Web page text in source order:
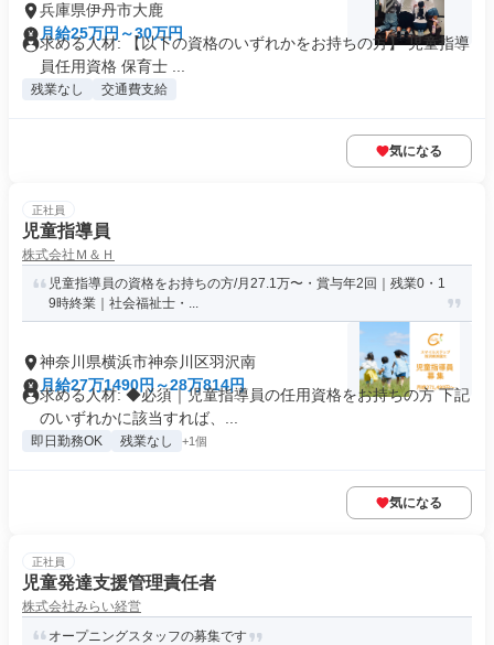
兵庫県伊丹市大鹿
月給25万円～30万円
求める人材: 【以下の資格のいずれかをお持ちの方】 児童指導
員任用資格 保育士 ...
残業なし 交通費支給
気になる
正社員
児童指導員
株式会社Ｍ＆Ｈ
児童指導員の資格をお持ちの方/月27.1万〜・賞与年2回｜残業0・1
9時終業｜社会福祉士・...
神奈川県横浜市神奈川区羽沢南
月給27万1490円～28万814円
求める人材: ◆必須｜児童指導員の任用資格をお持ちの方 下記
のいずれかに該当すれば、...
即日勤務OK 残業なし +1個
気になる
正社員
児童発達支援管理責任者
株式会社みらい経営
オープニングスタッフの募集です